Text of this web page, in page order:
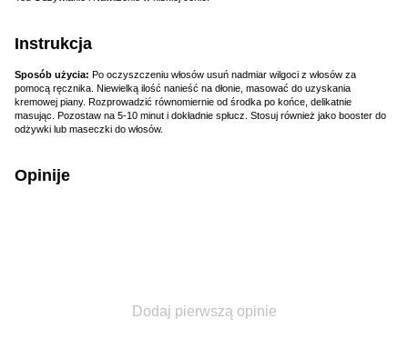
Instrukcja
Sposób użycia: Po oczyszczeniu włosów usuń nadmiar wilgoci z włosów za
pomocą ręcznika. Niewielką ilość nanieść na dłonie, masować do uzyskania
kremowej piany. Rozprowadzić równomiernie od środka po końce, delikatnie
masując. Pozostaw na 5-10 minut i dokładnie spłucz. Stosuj również jako booster do
odżywki lub maseczki do włosów.
Opinije
Dodaj pierwszą opinie